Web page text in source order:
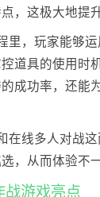
，这极大地提
里，玩家能够
道具的使用时
成功率，还能
在线多人对战
，从而体验不
战游戏亮点